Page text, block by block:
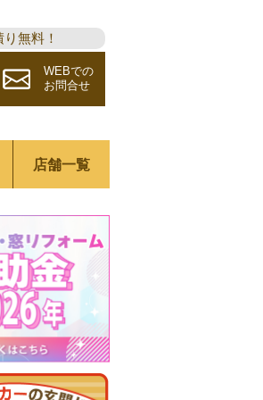
無料！
WEBでの
お問合せ
店舗一覧